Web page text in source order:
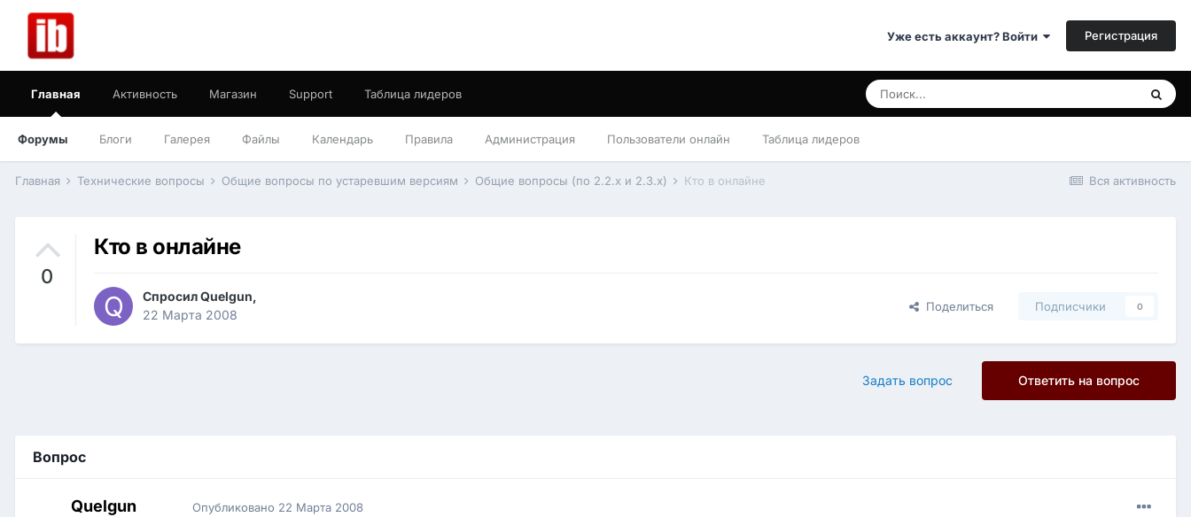
Уже есть аккаунт? Войти Регистрация
Главная
Форумы Блоги Галерея Файлы Календарь Правила Администрация Пользователи онлайн Таблица лидеров
Активность Магазин Support Таблица лидеров
Вся активность
Главная Технические вопросы Общие вопросы по устаревшим версиям Общие вопросы (по 2.2.x и 2.3.x) Кто в онлайне
0
Кто в онлайне
СпросилQuelgun,
22 Марта 2008
Поделиться Подписчики 0
Ответить на вопрос
Задать вопрос
Вопрос
Quelgun Опубликовано 22 Марта 2008